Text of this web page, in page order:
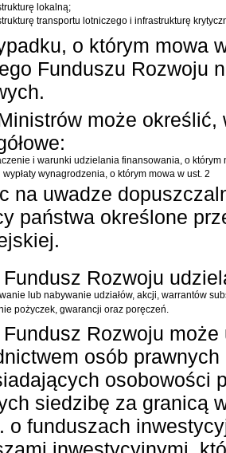
lokalną;
transportu lotniczego i infrastrukturę
o którym mowa
Funduszu Rozwoju
może
i warunki udzielania finansowania, o którym
wynagrodzenia, o którym mowa w ust. 2
na uwadze
państwa określone
Rozwoju
lub nabywanie udziałów, akcji, warrantów
pożyczek, gwarancji oraz poręczeń.
Rozwoju
osób
osobowości
siedzibę za granicą
o funduszach